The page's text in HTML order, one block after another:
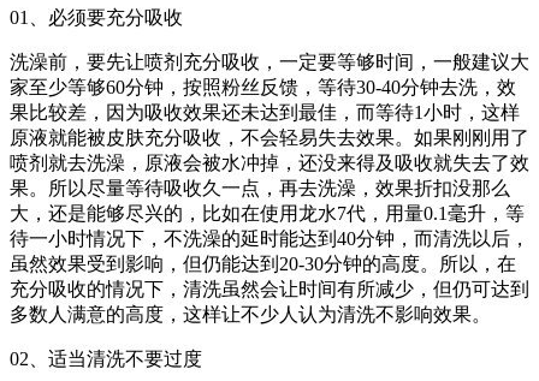
01、必须要充分吸收
洗澡前，要先让喷剂充分吸收，一定要等够时间，一般建议大
家至少等够60分钟，按照粉丝反馈，等待30-40分钟去洗，效
果比较差，因为吸收效果还未达到最佳，而等待1小时，这样
原液就能被皮肤充分吸收，不会轻易失去效果。如果刚刚用了
喷剂就去洗澡，原液会被水冲掉，还没来得及吸收就失去了效
果。所以尽量等待吸收久一点，再去洗澡，效果折扣没那么
大，还是能够尽兴的，比如在使用龙水7代，用量0.1毫升，等
待一小时情况下，不洗澡的延时能达到40分钟，而清洗以后，
虽然效果受到影响，但仍能达到20-30分钟的高度。所以，在
充分吸收的情况下，清洗虽然会让时间有所减少，但仍可达到
多数人满意的高度，这样让不少人认为清洗不影响效果。
02、适当清洗不要过度